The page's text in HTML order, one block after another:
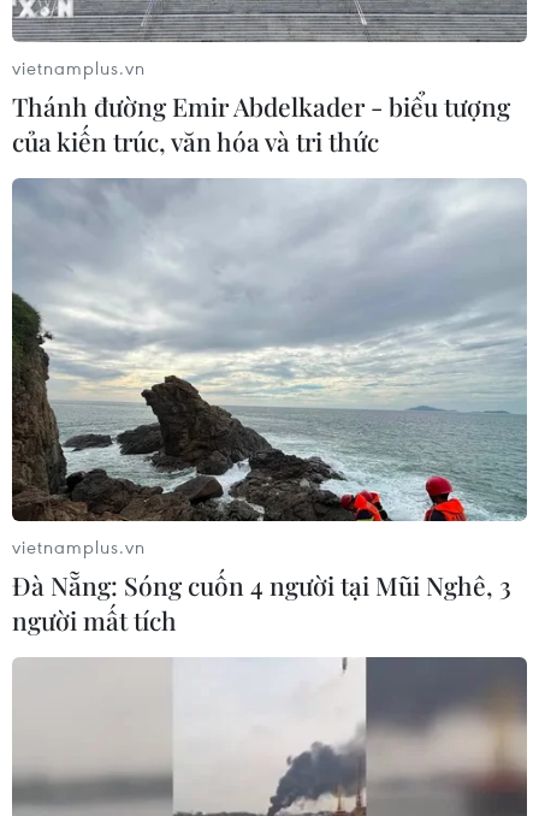
Syria: Phiến quân Jaish al-Islam đạt thỏa
thuận rời thị trấn Dumayr
17/04/2018 13:37
Theo thỏa thuận mới, “khoảng 1.000 phần tử khủng bố”
sẽ rời khỏi Dumayr để tới Jarabulus, một thị trấn mà lực
lượng phiến quân kiểm soát ở phía Bắc.
vietnamplus.vn
Thánh đường Emir Abdelkader - biểu tượng
của kiến trúc, văn hóa và tri thức
vietnamplus.vn
Đà Nẵng: Sóng cuốn 4 người tại Mũi Nghê, 3
người mất tích